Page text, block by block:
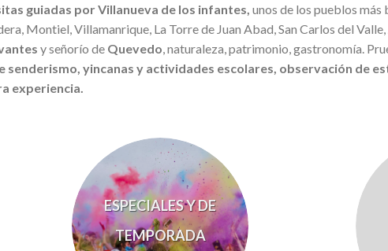
guiadas por Villanueva de los infantes, unos de los pueblos más
Montiel, Villamanrique, La Torre de Juan Abad, San Carlos del
y señorío de Quevedo , naturaleza, patrimonio, gastronomía.
senderismo, yincanas y actividades escolares, observación de
experiencia.
ESPECIALES Y DE
TEMPORADA